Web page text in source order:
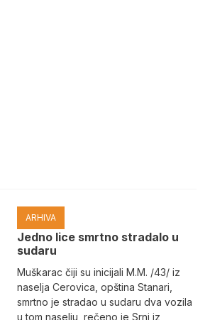
ARHIVA
Јedno lice smrtno stradalo u
sudaru
Muškarac čiji su inicijali M.M. /43/ iz
naselja Cerovica, opština Stanari,
smrtno je stradao u sudaru dva vozila
u tom naselju, rečeno je Srni iz